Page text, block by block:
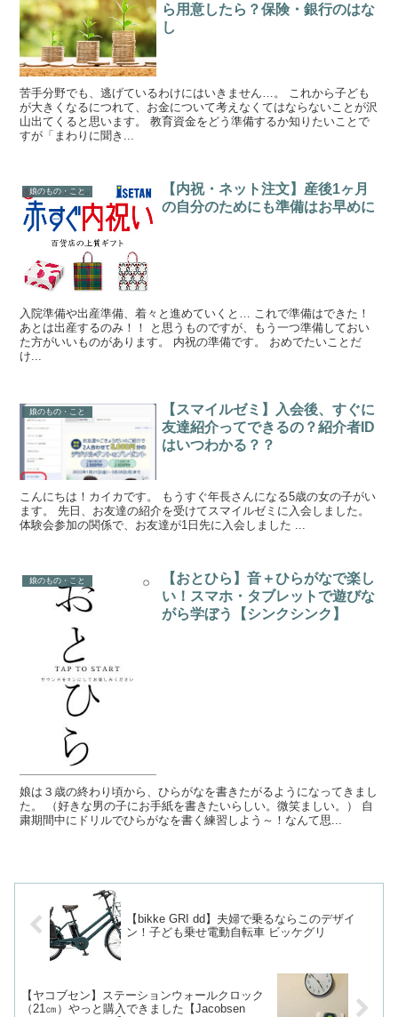
ら用意したら？保険・銀行のはな
し
苦手分野でも、逃げているわけにはいきません…。 これから子ども
が大きくなるにつれて、お金について考えなくてはならないことが沢
山出てくると思います。 教育資金をどう準備するか知りたいことで
すが「まわりに聞き...
娘のもの・こと
【内祝・ネット注文】産後1ヶ月
の自分のためにも準備はお早めに
入院準備や出産準備、着々と進めていくと… これで準備はできた！
あとは出産するのみ！！ と思うものですが、もう一つ準備しておい
た方がいいものがあります。 内祝の準備です。 おめでたいことだ
け...
娘のもの・こと
【スマイルゼミ】入会後、すぐに
友達紹介ってできるの？紹介者ID
はいつわかる？？
こんにちは！カイカです。 もうすぐ年長さんになる5歳の女の子がい
ます。 先日、お友達の紹介を受けてスマイルゼミに入会しました。
体験会参加の関係で、お友達が1日先に入会しました ...
娘のもの・こと
【おとひら】音＋ひらがなで楽し
い！スマホ・タブレットで遊びな
がら学ぼう【シンクシンク】
娘は３歳の終わり頃から、ひらがなを書きたがるようになってきまし
た。 （好きな男の子にお手紙を書きたいらしい。微笑ましい。） 自
粛期間中にドリルでひらがなを書く練習しよう～！なんて思...
【bikke GRI dd】夫婦で乗るならこのデザイ
ン！子ども乗せ電動自転車 ビッケグリ
【ヤコブセン】ステーションウォールクロック
（21㎝）やっと購入できました【Jacobsen